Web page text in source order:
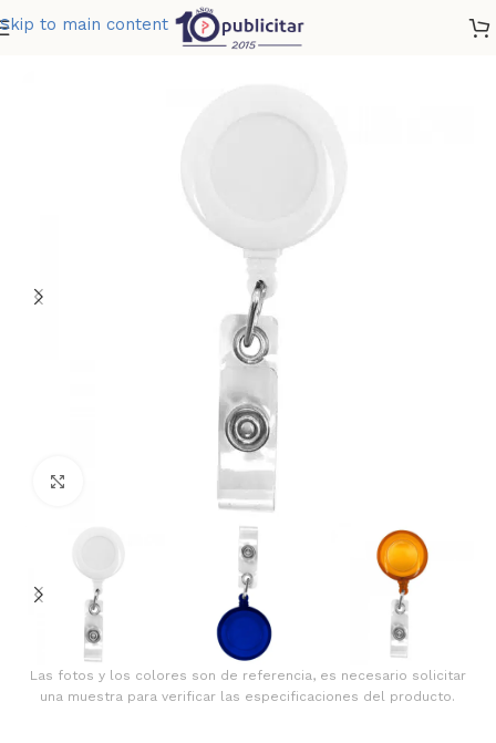
Skip to main content
YOYO PORTA CARNET
Las fotos y los colores son de referencia, es necesario solicitar
una muestra para verificar las especificaciones del producto.